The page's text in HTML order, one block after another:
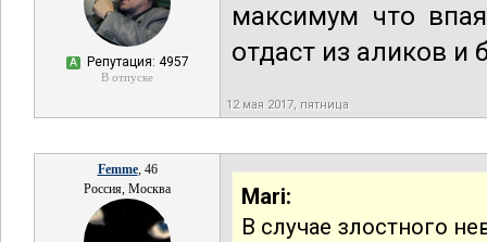
А Репутация: 4957
В отпуске
максимум что
отдаст из аликов
12 мая 2017, пятница
Femme, 46
Россия, Москва
Mari:
В случае злостного